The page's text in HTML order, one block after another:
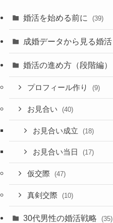
婚活を始める前に (39)
成婚データから見る婚活
婚活の進め方（段階編）
プロフィール作り (9)
お見合い (40)
お見合い成立 (18)
お見合い当日 (17)
仮交際 (47)
真剣交際 (10)
30代男性の婚活戦略 (35)